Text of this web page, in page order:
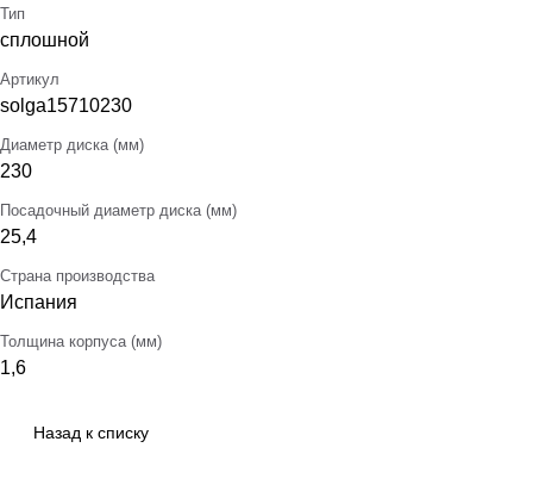
Тип
сплошной
Артикул
solga15710230
Диаметр диска (мм)
230
Посадочный диаметр диска (мм)
25,4
Страна производства
Испания
Толщина корпуса (мм)
1,6
Назад к списку